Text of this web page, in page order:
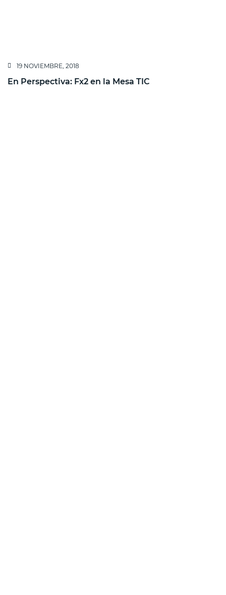
19 NOVIEMBRE, 2018
En Perspectiva: Fx2 en la Mesa TIC